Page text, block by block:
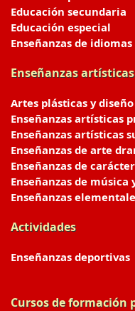
Educación secundaria
Educación especial
Enseñanzas de idiomas
Enseñanzas artísticas
Artes plásticas y diseño
Enseñanzas artísticas
Enseñanzas artísticas
Enseñanzas de arte
Enseñanzas de
Enseñanzas de música
Enseñanzas
Actividades
Enseñanzas deportivas
Cursos de formación